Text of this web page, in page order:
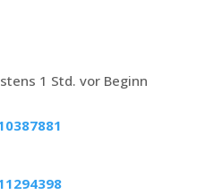
1 Std. vor Beginn